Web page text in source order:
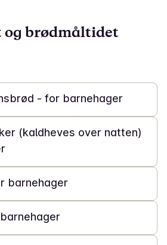
og brødmåltidet
- for barnehager
(kaldheves over natten)
barnehager